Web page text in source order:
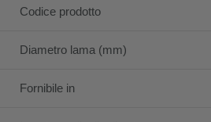
Codice prodotto
Diametro lama (mm)
Fornibile in